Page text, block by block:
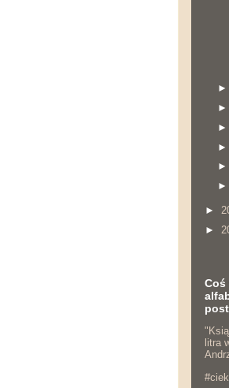
►
►
►
►
►
►
►
►
Coś
litra